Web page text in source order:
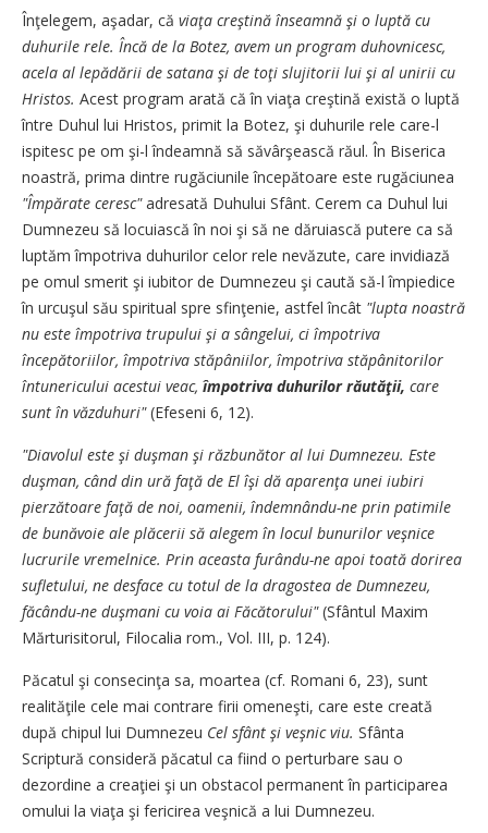
Înţelegem, aşadar, că viaţa creştină înseamnă şi o luptă cu
duhurile rele. Încă de la Botez, avem un program duhovnicesc,
acela al lepădării de satana şi de toţi slujitorii lui şi al unirii cu
Hristos. Acest program arată că în viaţa creştină există o luptă
între Duhul lui Hristos, primit la Botez, şi duhurile rele care-l
ispitesc pe om şi-l îndeamnă să săvârşească răul. În Biserica
noastră, prima dintre rugăciunile începătoare este rugăciunea
"Împărate ceresc"adresată Duhului Sfânt. Cerem ca Duhul lui
Dumnezeu să locuiască în noi şi să ne dăruiască putere ca să
luptăm împotriva duhurilor celor rele nevăzute, care invidiază
pe omul smerit şi iubitor de Dumnezeu şi caută să-l împiedice
în urcuşul său spiritual spre sfinţenie, astfel încât "lupta noastră
nu este împotriva trupului şi a sângelui, ci împotriva
începătoriilor, împotriva stăpâniilor, împotriva stăpânitorilor
întunericului acestui veac, împotriva duhurilor răutăţii, care
sunt în văzduhuri"(Efeseni 6, 12).
"Diavolul este şi duşman şi răzbunător al lui Dumnezeu. Este
duşman, când din ură faţă de El îşi dă aparenţa unei iubiri
pierzătoare faţă de noi, oamenii, îndemnându-ne prin patimile
de bunăvoie ale plăcerii să alegem în locul bunurilor veşnice
lucrurile vremelnice. Prin aceasta furându-ne apoi toată dorirea
sufletului, ne desface cu totul de la dragostea de Dumnezeu,
făcându-ne duşmani cu voia ai Făcătorului"(Sfântul Maxim
Mărturisitorul, Filocalia rom., Vol. III, p. 124).
Păcatul şi consecinţa sa, moartea (cf. Romani 6, 23), sunt
realităţile cele mai contrare firii omeneşti, care este creată
după chipul lui Dumnezeu Cel sfânt şi veşnic viu. Sfânta
Scriptură consideră păcatul ca fiind o perturbare sau o
dezordine a creaţiei şi un obstacol permanent în participarea
omului la viaţa şi fericirea veşnică a lui Dumnezeu.